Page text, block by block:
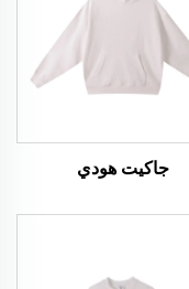
جاكيت هودي